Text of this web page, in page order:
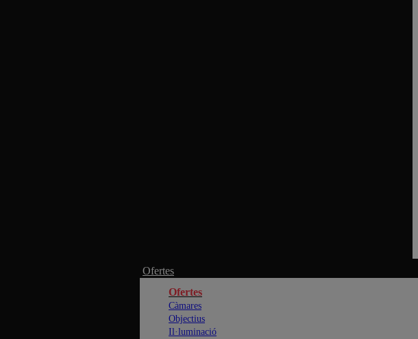
Ofertes
Ofertes
Càmares
Objectius
Il·luminació